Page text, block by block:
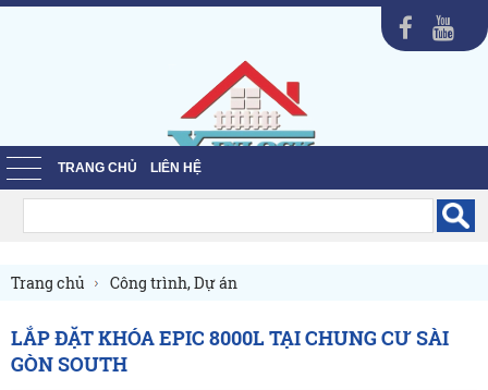
TRANG CHỦ LIÊN HỆ
Trang chủ Công trình, Dự án
LẮP ĐẶT KHÓA EPIC 8000L TẠI CHUNG CƯ SÀI
GÒN SOUTH